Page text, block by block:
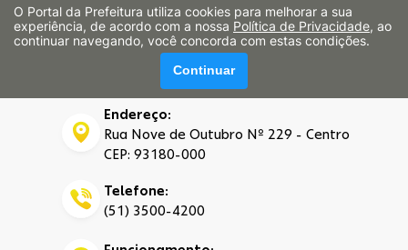
E-mail:
imprensa@portao.rs.gov.br
Endereço:
Rua Nove de Outubro Nº 229 - Centro
CEP: 93180-000
Telefone:
(51) 3500-4200
O Portal da Prefeitura utiliza cookies para melhorar a sua
experiência, de acordo com a nossa Política de Privacidade, ao
continuar navegando, você concorda com estas condições.
Continuar